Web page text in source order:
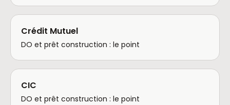
Crédit Mutuel
DO et prêt construction : le point
CIC
DO et prêt construction : le point